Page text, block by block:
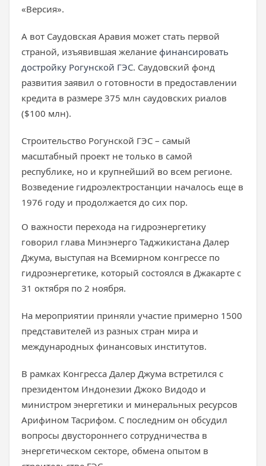
«Версия».
А вот Саудовская Аравия может стать первой
страной, изъявившая желание финансировать
достройку Рогунской ГЭС. Саудовский фонд
развития заявил о готовности в предоставлении
кредита в размере 375 млн саудовских риалов
($100 млн).
Строительство Рогунской ГЭС – самый
масштабный проект не только в самой
республике, но и крупнейший во всем регионе.
Возведение гидроэлектростанции началось еще в
1976 году и продолжается до сих пор.
О важности перехода на гидроэнергетику
говорил глава Минэнерго Таджикистана Далер
Джума, выступая на Всемирном конгрессе по
гидроэнергетике, который состоялся в Джакарте с
31 октября по 2 ноября.
На мероприятии приняли участие примерно 1500
представителей из разных стран мира и
международных финансовых институтов.
В рамках Конгресса Далер Джума встретился с
президентом Индонезии Джоко Видодо и
министром энергетики и минеральных ресурсов
Арифином Тасрифом. С последним он обсудил
вопросы двустороннего сотрудничества в
энергетическом секторе, обмена опытом в